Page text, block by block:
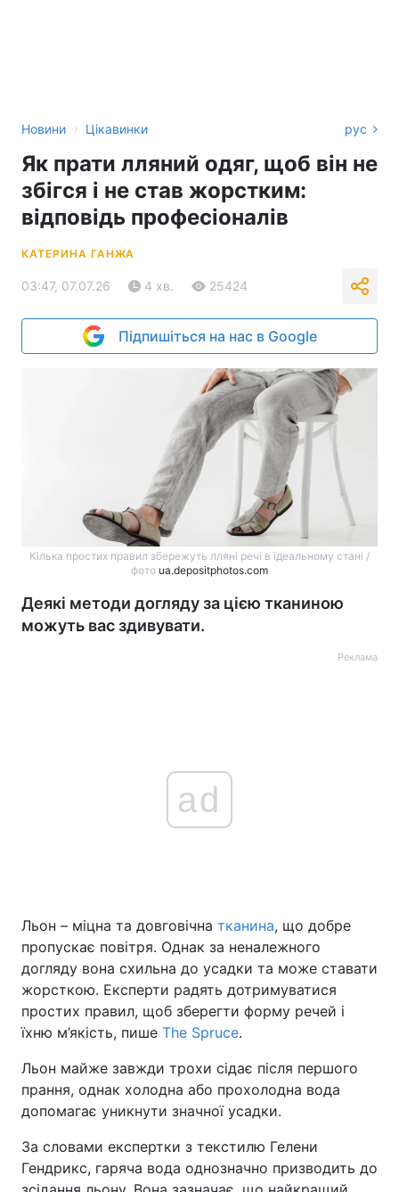
Новини › Цікавинки рус
Як прати лляний одяг, щоб він не
збігся і не став жорстким:
відповідь професіоналів
КАТЕРИНА ГАНЖА
03:47, 07.07.26 4 хв. 25424
Підпишіться на нас в Google
Кілька простих правил збережуть лляні речі в ідеальному стані /
фото ua.depositphotos.com
Деякі методи догляду за цією тканиною
можуть вас здивувати.
Реклама
ad
Льон – міцна та довговічна тканина, що добре
пропускає повітря. Однак за неналежного
догляду вона схильна до усадки та може ставати
жорсткою. Експерти радять дотримуватися
простих правил, щоб зберегти форму речей і
їхню м’якість, пише The Spruce.
Льон майже завжди трохи сідає після першого
прання, однак холодна або прохолодна вода
допомагає уникнути значної усадки.
За словами експертки з текстилю Гелени
Гендрикс, гаряча вода однозначно призводить до